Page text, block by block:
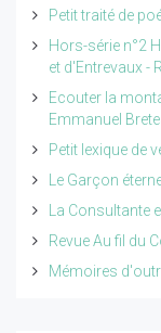
Petit traité de
Hors-série n°2
et d'Entrevaux -
Ecouter la
Emmanuel
Petit lexique de
Le Garçon
La Consultante
Revue Au fil du
Mémoires